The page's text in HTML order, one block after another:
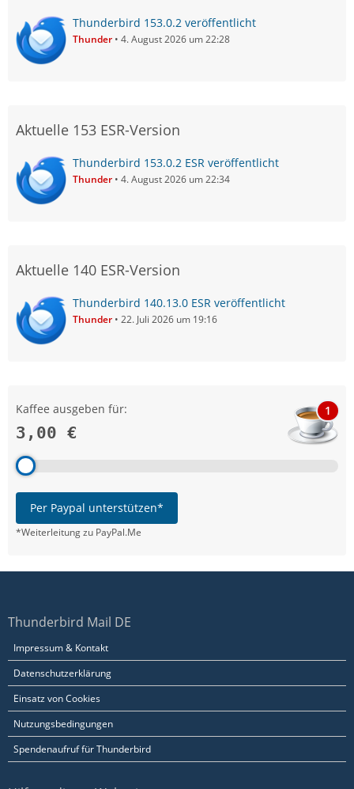
Thunderbird 153.0.2 veröffentlicht
Thunder 4. August 2026 um 22:28
Aktuelle 153 ESR-Version
Thunderbird 153.0.2 ESR veröffentlicht
Thunder 4. August 2026 um 22:34
Aktuelle 140 ESR-Version
Thunderbird 140.13.0 ESR veröffentlicht
Thunder 22. Juli 2026 um 19:16
Kaffee ausgeben für:
3,00 €
1
Per Paypal unterstützen*
*Weiterleitung zu PayPal.Me
Thunderbird Mail DE
Impressum & Kontakt
Datenschutzerklärung
Einsatz von Cookies
Nutzungsbedingungen
Spendenaufruf für Thunderbird